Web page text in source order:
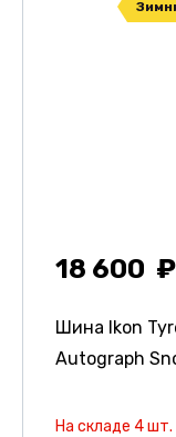
18 600
Шина Ikon
Autograph
На складе 4 шт.